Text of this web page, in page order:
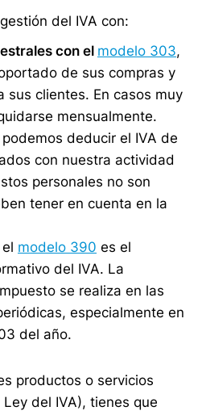
del IVA con:
con el modelo 303,
de sus compras y
sus clientes. En casos muy
mensualmente.
deducir el IVA de
con nuestra actividad
personales no son
tener en cuenta en la
el modelo 390 es el
del IVA. La
se realiza en las
especialmente en
del año.
productos o servicios
del IVA), tienes que